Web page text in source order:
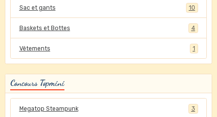
Sac et gants 10
Baskets et Bottes 4
Vêtements 1
Concours Topmini
Megatop Steampunk 3